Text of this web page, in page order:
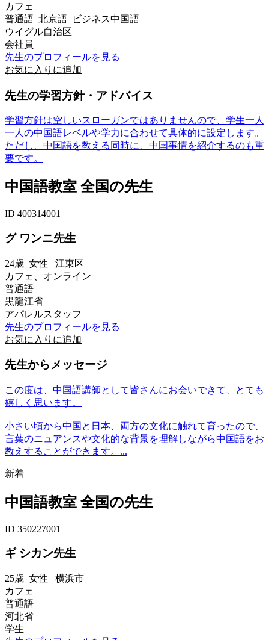
カフェ
普通語 北京語 ビジネス中国語
ウイグル自治区
会社員
先生のプロフィールを見る
お気に入りに追加
先生の学習方針・アドバイス
学習方針は空しいスローガンではありませんので、学生一人
一人の中国語レベルや学力に合わせて具体的に設定します。
ただし、中国語を教える同時に、中国事情を紹介するのも重
要です。
中国語教室 全国の先生
ID 400314001
グ ワンニ先生
24歳 女性 江東区
カフェ、オンライン
普通語
黒龍江省
アパレルスタッフ
先生のプロフィールを見る
お気に入りに追加
先生からメッセージ
この度は、中国語講師として皆さんにお会いできて、とても
嬉しく思います。
小さい頃から中国と日本、両方の文化に触れて育ったので、
言葉のニュアンスや文化的な背景を理解しながら中国語をお
教えすることができます。...
新着
中国語教室 全国の先生
ID 350227001
ギ シカン先生
25歳 女性 横浜市
カフェ
普通語
河北省
学生